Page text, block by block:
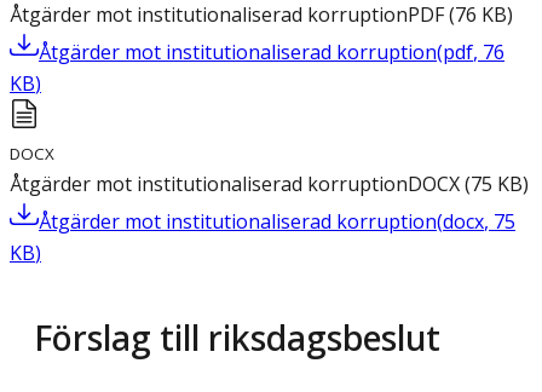
Åtgärder mot institutionaliserad korruptionPDF(76 KB)
Åtgärder mot institutionaliserad korruption(pdf, 76
KB)
DOCX
Åtgärder mot institutionaliserad korruptionDOCX(75 KB)
Åtgärder mot institutionaliserad korruption(docx, 75
KB)
Förslag till riksdagsbeslut